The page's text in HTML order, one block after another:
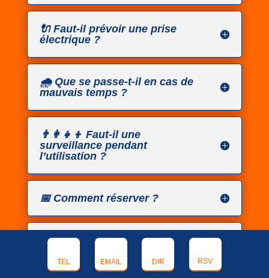
🔌 Faut-il prévoir une prise
électrique ?
🌧️ Que se passe-t-il en cas de
mauvais temps ?
👨‍👩‍👧‍👦 Faut-il une
surveillance pendant
l’utilisation ?
📅 Comment réserver ?
💳 Quels sont les moyens de
TEL EMAIL DIR RSV